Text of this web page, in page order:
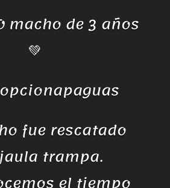
macho de 3 años
💚
fue rescatado
trampa.